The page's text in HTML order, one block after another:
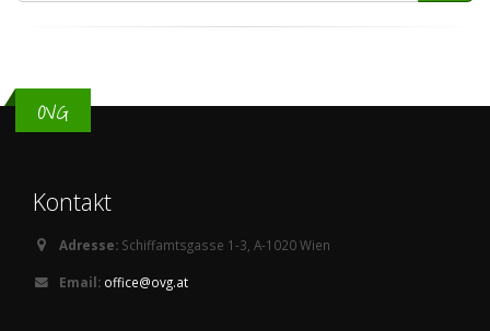
OVG
Kontakt
Adresse: Schiffamtsgasse 1-3, A-1020 Wien
Email: office@ovg.at